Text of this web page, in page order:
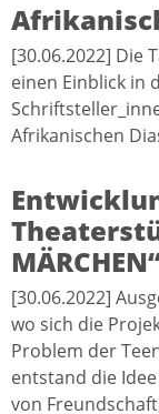
[30.06.2022] Die
einen Einblick in
Afrikanischen
[30.06.2022]
wo sich die
Problem der
entstand die
von